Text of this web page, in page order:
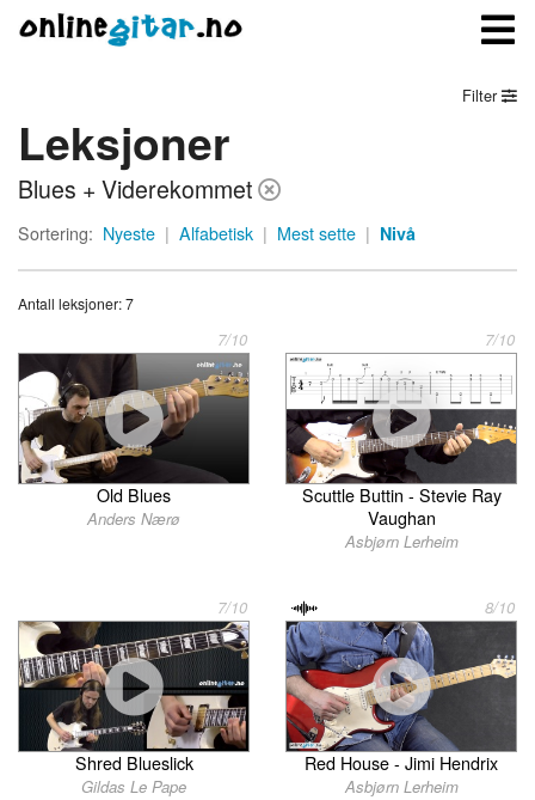
Meny
Logg inn
Kontakt oss
Om onlinegitar.no
Filter
Leksjoner
Blues + Viderekommet
Sortering: Nyeste | Alfabetisk | Mest sette | Nivå
Antall leksjoner: 7
7/10
Old Blues
Anders Nærø
7/10
Scuttle Buttin - Stevie Ray
Vaughan
Asbjørn Lerheim
7/10
Shred Blueslick
Gildas Le Pape
8/10
Red House - Jimi Hendrix
Asbjørn Lerheim